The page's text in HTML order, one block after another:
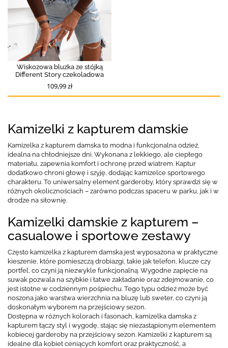
Wiskozowa bluzka ze stójką
Different Story czekoladowa
109,99 zł
Kamizelki z kapturem damskie
Kamizelka z kapturem damska to modna i funkcjonalna odzież,
idealna na chłodniejsze dni. Wykonana z lekkiego, ale ciepłego
materiału, zapewnia komfort i ochronę przed wiatrem. Kaptur
dodatkowo chroni głowę i szyję, dodając kamizelce sportowego
charakteru. To uniwersalny element garderoby, który sprawdzi się w
różnych okolicznościach – zarówno podczas spaceru w parku, jak i w
drodze na siłownię.
Kamizelki damskie z kapturem –
casualowe i sportowe zestawy
Często kamizelka z kapturem damska jest wyposażona w praktyczne
kieszenie, które pomieszczą drobiazgi, takie jak telefon, klucze czy
portfel, co czyni ją niezwykle funkcjonalną. Wygodne zapięcie na
suwak pozwala na szybkie i łatwe zakładanie oraz zdejmowanie, co
jest istotne w codziennym pośpiechu. Tego typu odzież może być
noszona jako warstwa wierzchnia na bluzę lub sweter, co czyni ją
doskonałym wyborem na przejściowy sezon.
Dostępna w różnych kolorach i fasonach, kamizelka damska z
kapturem łączy styl i wygodę, stając się niezastąpionym elementem
kobiecej garderoby na przejściowy sezon. Kamizelki z kapturem są
idealne dla kobiet ceniących komfort oraz praktyczność, a